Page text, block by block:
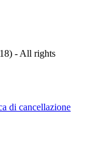
- All rights
di cancellazione